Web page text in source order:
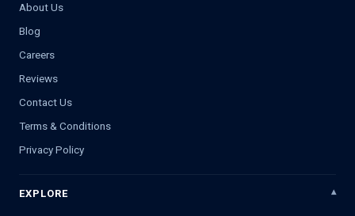
About Us
Blog
Careers
Reviews
Contact Us
Terms & Conditions
Privacy Policy
EXPLORE